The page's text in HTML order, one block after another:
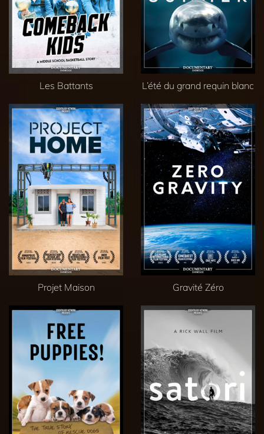
Les Battants L’été du grand requin blanc
Projet Maison Gravité Zéro